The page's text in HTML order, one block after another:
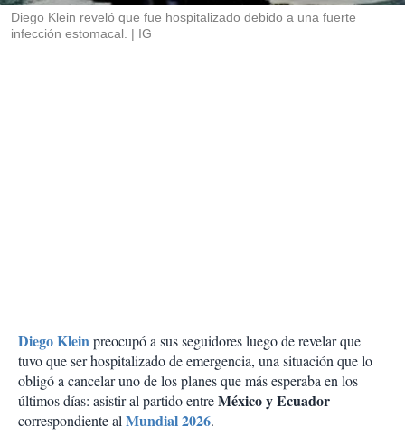
Diego Klein reveló que fue hospitalizado debido a una fuerte
infección estomacal.
IG
Diego Kleinpreocupó a sus seguidores luego de revelar que
tuvo que ser hospitalizado de emergencia, una situación que lo
obligó a cancelar uno de los planes que más esperaba en los
últimos días: asistir al partido entreMéxico y Ecuador
correspondiente alMundial 2026.